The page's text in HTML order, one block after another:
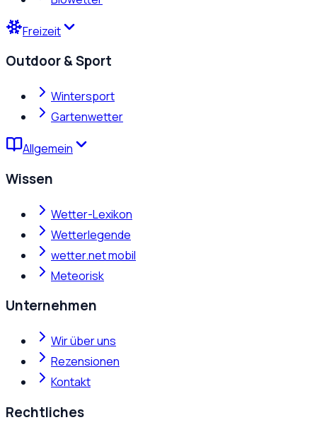
Freizeit
Outdoor & Sport
Wintersport
Gartenwetter
Allgemein
Wissen
Wetter-Lexikon
Wetterlegende
wetter.net mobil
Meteorisk
Unternehmen
Wir über uns
Rezensionen
Kontakt
Rechtliches